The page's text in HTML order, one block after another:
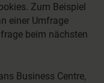
Zum Beispiel
einer Umfrage
beim nächsten
Business Centre,